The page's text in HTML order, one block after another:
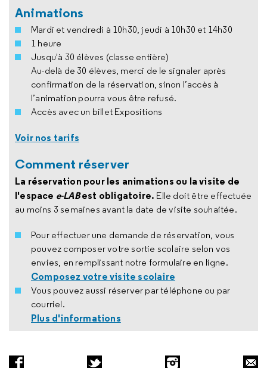
Animations
Mardi et vendredi à 10h30, jeudi à 10h30 et 14h30
1 heure
Jusqu'à 30 élèves (classe entière)
Au-delà de 30 élèves, merci de le signaler après
confirmation de la réservation, sinon l’accès à
l’animation pourra vous être refusé.
Accès avec un billet Expositions
Voir nos tarifs
Comment réserver
La réservation pour les animations ou la visite de
l'espace e-LABest obligatoire. Elle doit être effectuée
au moins 3 semaines avant la date de visite souhaitée.
Pour effectuer une demande de réservation, vous
pouvez composer votre sortie scolaire selon vos
envies, en remplissant notre formulaire en ligne.
Composez votre visite scolaire
Vous pouvez aussi réserver par téléphone ou par
courriel.
Plus d'informations